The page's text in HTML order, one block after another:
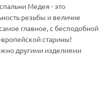
Медея - это
резьбы и величие
главное, с бесподобной
старины!
другими изделиями